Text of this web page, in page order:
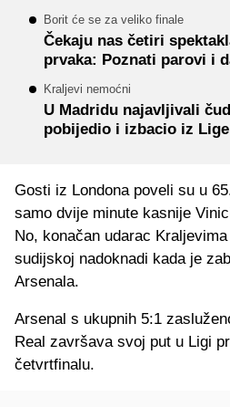
Borit će se za veliko finale
Čekaju nas četiri
prvaka: Poznati parovi i
Kraljevi nemoćni
U Madridu najavljivali
pobijedio i izbacio iz
Gosti iz Londona poveli su u
samo dvije minute kasnije
No, konačan udarac
sudijskoj nadoknadi kada je
Arsenala.
Arsenal s ukupnih 5:1
Real završava svoj put u Ligi
četvrtfinalu.